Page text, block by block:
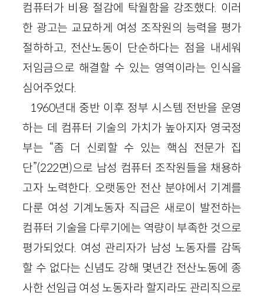
컴퓨터가 비용 절감에 탁월함을 강조했다. 이러
한 광고는 교묘하게 여성 조작원의 능력을 평가
절하하고, 전산노동이 단순하다는 점을 내세워
저임금으로 해결할 수 있는 영역이라는 인식을
심어주었다.
1960년대 중반 이후 정부 시스템 전반을 운영
하는 데 컴퓨터 기술의 가치가 높아지자 영국정
부는 “좀 더 신뢰할 수 있는 핵심 전문가 집
단”(222면)으로 남성 컴퓨터 조작원들을 채용하
고자 노력한다. 오랫동안 전산 분야에서 기계를
다룬 여성 기계노동자 직급은 새로이 발전하는
컴퓨터 기술을 다루기에는 역량이 부족한 것으로
평가되었다. 여성 관리자가 남성 노동자를 감독
할 수 없다는 신념도 강해 몇년간 전산노동에 종
사한 선임급 여성 노동자라 할지라도 관리직으로